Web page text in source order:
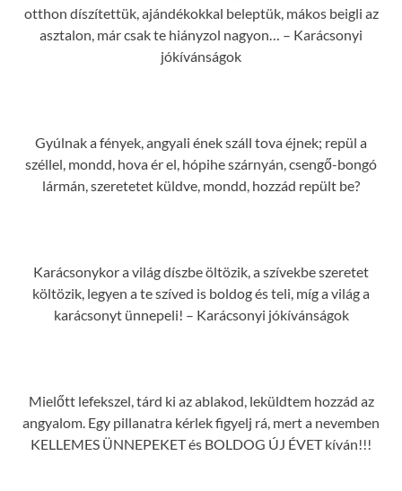
otthon díszítettük, ajándékokkal beleptük, mákos beigli az
asztalon, már csak te hiányzol nagyon… – Karácsonyi
jókívánságok
Gyúlnak a fények, angyali ének száll tova éjnek; repül a
széllel, mondd, hova ér el, hópihe szárnyán, csengő-bongó
lármán, szeretetet küldve, mondd, hozzád repült be?
Karácsonykor a világ díszbe öltözik, a szívekbe szeretet
költözik, legyen a te szíved is boldog és teli, míg a világ a
karácsonyt ünnepeli! – Karácsonyi jókívánságok
Mielőtt lefekszel, tárd ki az ablakod, leküldtem hozzád az
angyalom. Egy pillanatra kérlek figyelj rá, mert a nevemben
KELLEMES ÜNNEPEKET és BOLDOG ÚJ ÉVET kíván!!!